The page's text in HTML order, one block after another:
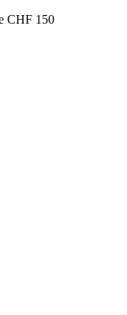
CHF 150